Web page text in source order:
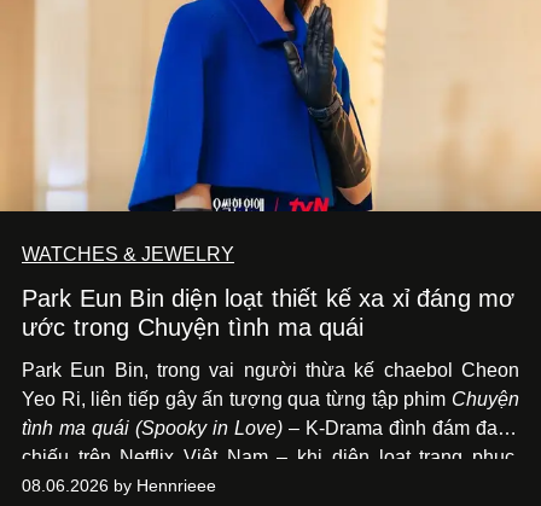
WATCHES & JEWELRY
Park Eun Bin diện loạt thiết kế xa xỉ đáng mơ
ước trong Chuyện tình ma quái
Park Eun Bin, trong vai người thừa kế chaebol Cheon
Yeo Ri, liên tiếp gây ấn tượng qua từng tập phim Chuyện
tình ma quái (Spooky in Love) – K-Drama đình đám đang
chiếu trên Netflix Việt Nam – khi diện loạt trang phục,
đồng hồ & trang sức xa xỉ tương xứng với địa vị trên màn
08.06.2026 by Hennrieee